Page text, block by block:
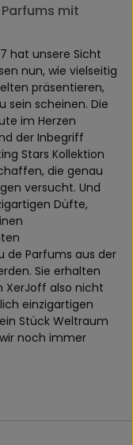
mit
hat unsere Sicht
nun, wie vielseitig
präsentieren,
sein scheinen. Die
im Herzen
der Inbegriff
Stars Kollektion
die genau
versucht. Und
Düfte,
de Parfums aus der
Sie erhalten
XerJoff also nicht
einzigartigen
Stück Weltraum
noch immer